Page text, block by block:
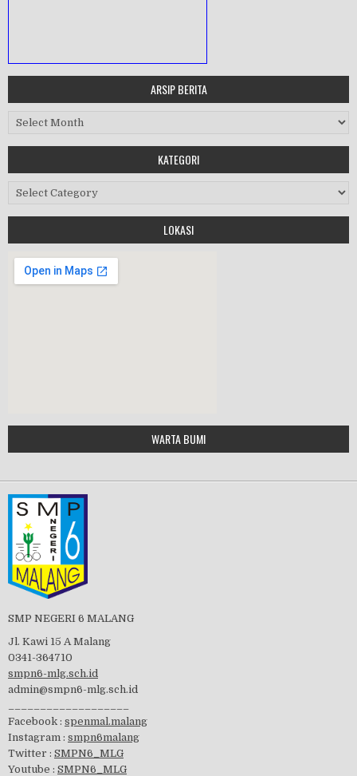
Workshop Perangkat 2019
HALAL BIHALAL
Tes Matrikulasi 2019
visitasi PPK 2019
ARSIP BERITA
Arsip Berita
KATEGORI
Kategori
LOKASI
Google Maps Generator by
embedgooglemap.net
WARTA BUMI
SMP NEGERI 6 MALANG
Jl. Kawi 15 A Malang
0341-364710
smpn6-mlg.sch.id
admin@smpn6-mlg.sch.id
Facebook : spenmal.malang
Instagram : smpn6malang
Twitter : SMPN6_MLG
Youtube : SMPN6_MLG